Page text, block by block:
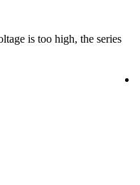
is too high, the series